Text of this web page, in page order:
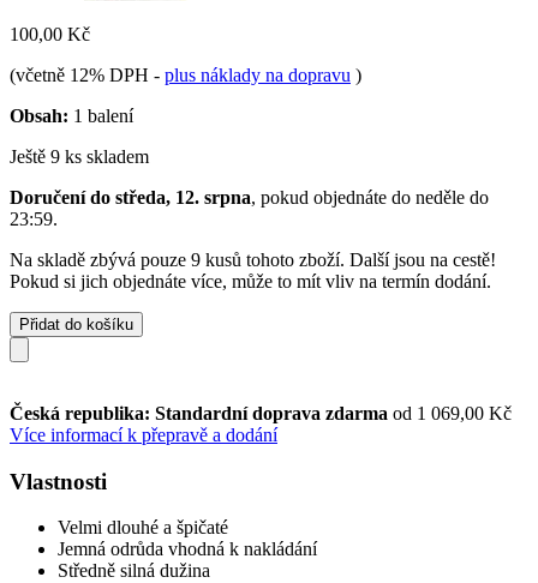
100,00 Kč
(včetně 12% DPH - plus náklady na dopravu )
Obsah: 1 balení
Ještě 9 ks skladem
Doručení do středa, 12. srpna, pokud objednáte do neděle do
23:59.
Na skladě zbývá pouze 9 kusů tohoto zboží. Další jsou na cestě!
Pokud si jich objednáte více, může to mít vliv na termín dodání.
Přidat do košíku
Česká republika: Standardní doprava zdarma od 1 069,00 Kč
Více informací k přepravě a dodání
Vlastnosti
Velmi dlouhé a špičaté
Jemná odrůda vhodná k nakládání
Středně silná dužina